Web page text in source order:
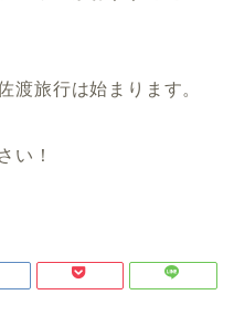
渡旅行は始まります。
い！